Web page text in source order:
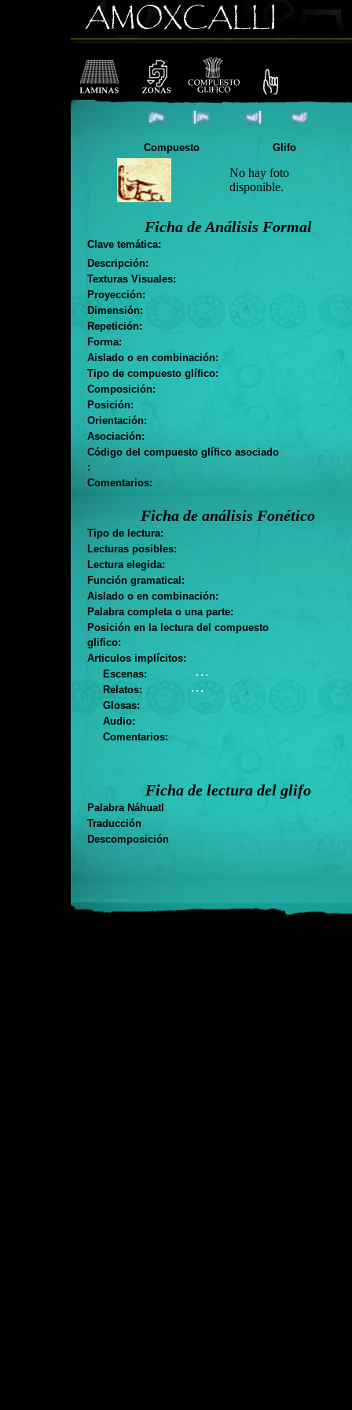
Compuesto Glifo
No hay foto
disponible.
Ficha de Análisis Formal
Clave temática:
Descripción:
Texturas Visuales:
Proyección:
Dimensión:
Repetición:
Forma:
Aislado o en combinación:
Tipo de compuesto glífico:
Composición:
Posición:
Orientación:
Asociación:
Código del compuesto glífico asociado
:
Comentarios:
Ficha de análisis Fonético
Tipo de lectura:
Lecturas posibles:
Lectura elegida:
Función gramatical:
Aislado o en combinación:
Palabra completa o una parte:
Posición en la lectura del compuesto
glifico:
Articulos implícitos:
Escenas:
. . .
Relatos:
. . .
Glosas:
Audio:
Comentarios:
Ficha de lectura del glifo
Palabra Náhuatl
Traducción
Descomposición